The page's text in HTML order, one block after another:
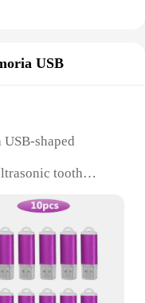
USB
shaped
tooth
frequency
USB cable for
for maintaining